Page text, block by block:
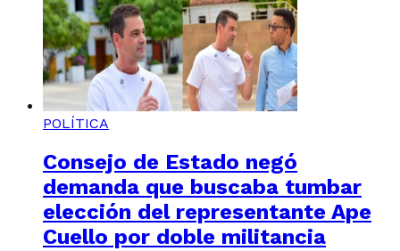
POLÍTICA
Consejo de Estado negó
demanda que buscaba tumbar
elección del representante Ape
Cuello por doble militancia